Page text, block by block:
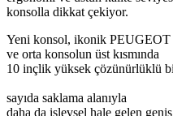
konsolla dikkat çekiyor.
Yeni konsol, ikonik PEUGEOT
ve orta konsolun üst
10 inçlik yüksek
İkonik
sayıda saklama alanıyla
daha da işlevsel hale gelen